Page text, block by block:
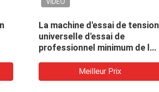
La machine d'essai de tension
universelle d'essai de
professionnel minimum de la
Meilleur Prix